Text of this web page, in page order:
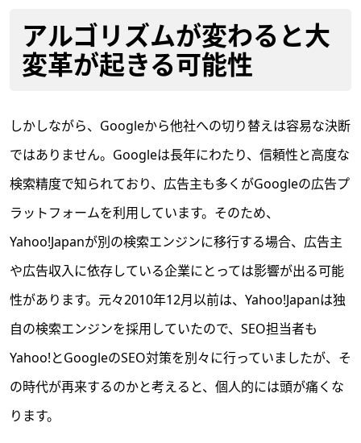
アルゴリズムが変わると大
変革が起きる可能性
しかしながら、Googleから他社への切り替えは容易な決断
ではありません。Googleは長年にわたり、信頼性と高度な
検索精度で知られており、広告主も多くがGoogleの広告プ
ラットフォームを利用しています。そのため、
Yahoo!Japanが別の検索エンジンに移行する場合、広告主
や広告収入に依存している企業にとっては影響が出る可能
性があります。元々2010年12月以前は、Yahoo!Japanは独
自の検索エンジンを採用していたので、SEO担当者も
Yahoo!とGoogleのSEO対策を別々に行っていましたが、そ
の時代が再来するのかと考えると、個人的には頭が痛くな
ります。